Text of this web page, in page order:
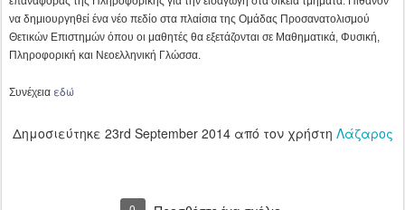
0 Προσθέστε ένα σχόλιο
SEP
ΣΕΜΙΝΑΡΙΑ ΔΙΔΑΚΤΙΚΗΣ ΟΕΦΕ 2014